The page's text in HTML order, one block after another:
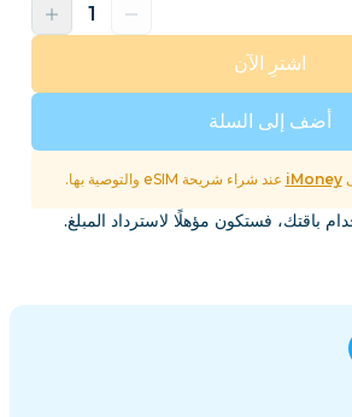
أضف إلى السلة
اشترِ الآن
iMoney عند شراء شريحة eSIM والتوصية بها.
باقتك، فستكون مؤهلًا لاسترداد المبلغ.